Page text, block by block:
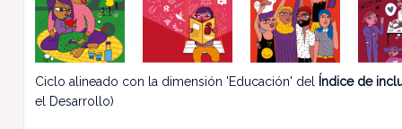
Ciclo alineado con la dimensión 'Educación' del
Índice de
el Desarrollo)